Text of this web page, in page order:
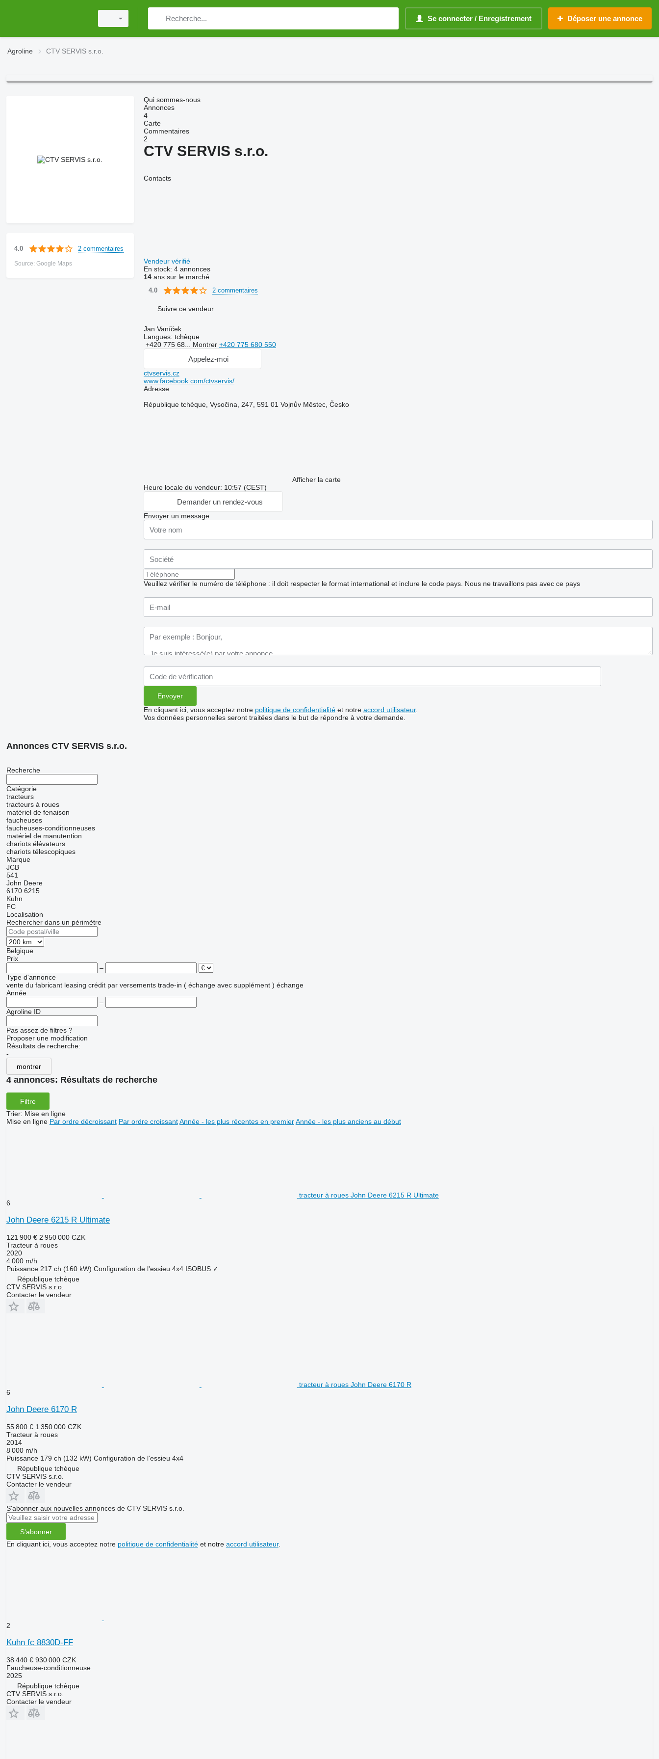
Se connecter / Enregistrement Déposer une annonce
Agroline CTV SERVIS s.r.o.
4.0 2 commentaires
Source: Google Maps
Qui sommes-nous
Annonces
4
Carte
Commentaires
2
CTV SERVIS s.r.o.
Contacts
Vendeur vérifié
En stock: 4 annonces
14ans sur le marché
4.0 2 commentaires
Suivre ce vendeur
Jan Vaníček
Langues: tchèque
+420 775 68... Montrer +420 775 680 550
Appelez-moi
ctvservis.cz
www.facebook.com/ctvservis/
Adresse
République tchèque, Vysočina, 247, 591 01 Vojnův Městec, Česko
Afficher la carte
Heure locale du vendeur: 10:57 (CEST)
Demander un rendez-vous
Envoyer un message
Veuillez vérifier le numéro de téléphone : il doit respecter le format international et inclure le code pays. Nous ne travaillons pas avec ce pays
En cliquant ici, vous acceptez notre politique de confidentialitéet notre accord utilisateur.
Vos données personnelles seront traitées dans le but de répondre à votre demande.
Annonces CTV SERVIS s.r.o.
Recherche
Catégorie
tracteurs
tracteurs à roues
matériel de fenaison
faucheuses
faucheuses-conditionneuses
matériel de manutention
chariots élévateurs
chariots télescopiques
Marque
JCB
541
John Deere
6170 6215
Kuhn
FC
Localisation
Rechercher dans un périmètre
Belgique
Prix
–
Type d'annonce
vente du fabricant leasing crédit par versements trade-in ( échange avec supplément ) échange
Année
–
Agroline ID
Pas assez de filtres ?
Proposer une modification
Résultats de recherche:
-
montrer
4 annonces: Résultats de recherche
Filtre
Trier: Mise en ligne
Mise en ligne Par ordre décroissant Par ordre croissant Année - les plus récentes en premier Année - les plus anciens au début
tracteur à roues John Deere 6215 R Ultimate
6
John Deere 6215 R Ultimate
121 900 € 2 950 000 CZK
Tracteur à roues
2020
4 000 m/h
Puissance 217 ch (160 kW) Configuration de l'essieu 4x4 ISOBUS ✓
République tchèque
CTV SERVIS s.r.o.
Contacter le vendeur
tracteur à roues John Deere 6170 R
6
John Deere 6170 R
55 800 € 1 350 000 CZK
Tracteur à roues
2014
8 000 m/h
Puissance 179 ch (132 kW) Configuration de l'essieu 4x4
République tchèque
CTV SERVIS s.r.o.
Contacter le vendeur
S'abonner aux nouvelles annonces de CTV SERVIS s.r.o.
S'abonner
En cliquant ici, vous acceptez notre politique de confidentialitéet notre accord utilisateur.
2
Kuhn fc 8830D-FF
38 440 € 930 000 CZK
Faucheuse-conditionneuse
2025
République tchèque
CTV SERVIS s.r.o.
Contacter le vendeur